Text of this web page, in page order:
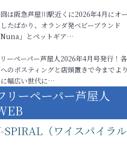
は阪急芦屋川駅近くに2026年4月にオ
たばかり、オランダ発ベビーブランド
Nuna」とペットギア…
ーペーパー芦屋人2026年4月号発行！
のポスティングと店頭置きで今までよ
に幅広い世代に…
リーペーパー芦屋人
SPIRAL（ワイスパイラル